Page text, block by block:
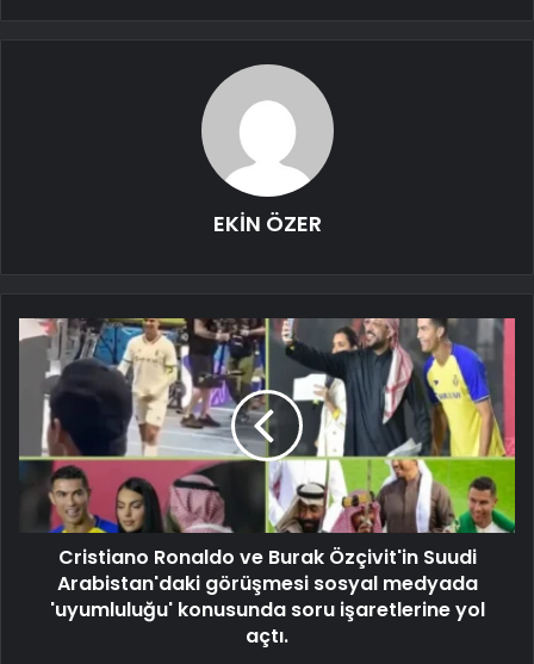
EKİN ÖZER
Cristiano Ronaldo ve Burak Özçivit'in Suudi
Arabistan'daki görüşmesi sosyal medyada
'uyumluluğu' konusunda soru işaretlerine yol
açtı.